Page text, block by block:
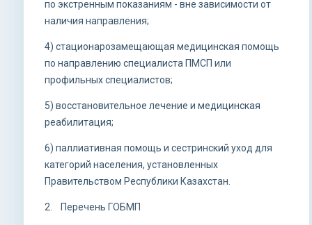
по экстренным показаниям - вне зависимости от
наличия направления;
4) стационарозамещающая медицинская помощь
по направлению специалиста ПМСП или
профильных специалистов;
5) восстановительное лечение и медицинская
реабилитация;
6) паллиативная помощь и сестринский уход для
категорий населения, установленных
Правительством Республики Казахстан.
2. Перечень ГОБМП